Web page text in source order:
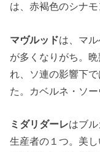
は、赤褐色のシナ
マヴルッドは、マ
が多くなりがち。
れ、ソ連の影響下
た。カベルネ・ソ
ミダリダーレはブ
生産者の１つ。美